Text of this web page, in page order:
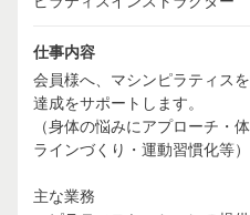
仕事内容
会員様へ、マシンピラティス
達成をサポートします。
（身体の悩みにアプローチ・
ラインづくり・運動習慣化等）
主な業務